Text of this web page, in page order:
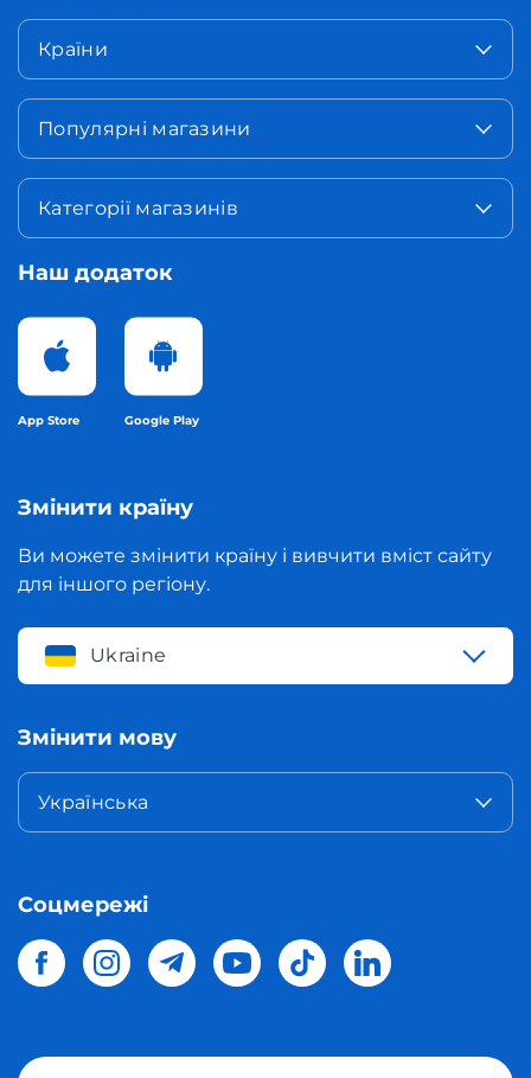
Країни
Популярні магазини
Категорії магазинів
Наш додаток
App Store Google Play
Змінити країну
Ви можете змінити країну і вивчити вміст сайту
для іншого регіону.
Ukraine
Змінити мову
Українська
Соцмережі